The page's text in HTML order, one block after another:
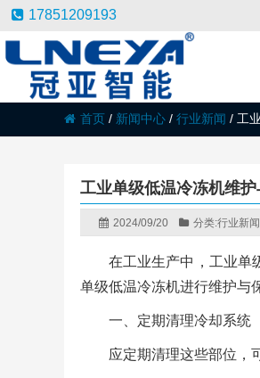
17851209193
首页 / 新闻中心 / 行业新闻 / 工
工业单级低温冷冻机维
2024/09/20 分类:行业新闻
在工业生产中，工业单
单级低温冷冻机进行维护与
一、定期清理冷却系统
应定期清理这些部位，